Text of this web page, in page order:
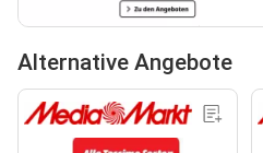
Alternative Angebote